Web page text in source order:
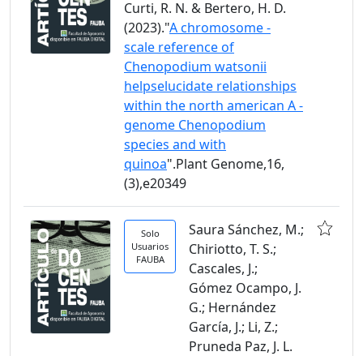
Curti, R. N. & Bertero, H. D.
(2023)."A chromosome -
scale reference of
Chenopodium watsonii
helpselucidate relationships
within the north american A -
genome Chenopodium
species and with
quinoa".Plant Genome,16,
(3),e20349
Solo
Usuarios
FAUBA
Saura Sánchez, M.;
Chiriotto, T. S.;
Cascales, J.;
Gómez Ocampo, J.
G.; Hernández
García, J.; Li, Z.;
Pruneda Paz, J. L.